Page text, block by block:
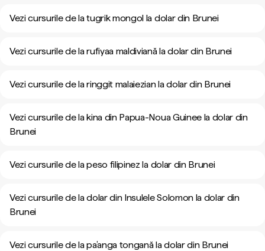
Vezi cursurile de la tugrik mongol la dolar din Brunei
Vezi cursurile de la rufiyaa maldiviană la dolar din Brunei
Vezi cursurile de la ringgit malaiezian la dolar din Brunei
Vezi cursurile de la kina din Papua-Noua Guinee la dolar din
Brunei
Vezi cursurile de la peso filipinez la dolar din Brunei
Vezi cursurile de la dolar din Insulele Solomon la dolar din
Brunei
Vezi cursurile de la pa’anga tongană la dolar din Brunei